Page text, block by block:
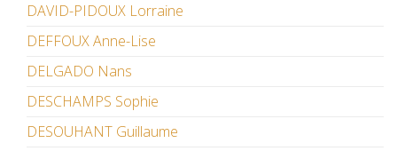
DAVID-PIDOUX Lorraine
DEFFOUX Anne-Lise
DELGADO Nans
DESCHAMPS Sophie
DESOUHANT Guillaume